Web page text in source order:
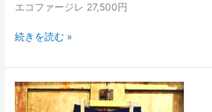
エコファージレ 27,500円
続きを読む »
オ
リ